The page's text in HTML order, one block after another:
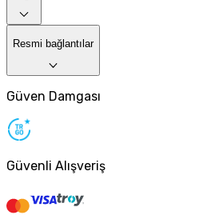
Resmi bağlantılar
Güven Damgası
Güvenli Alışveriş